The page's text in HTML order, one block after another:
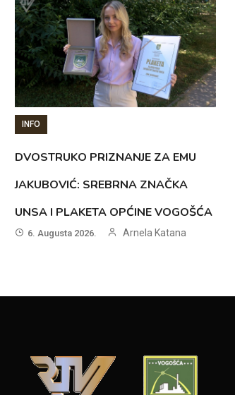
INFO
DVOSTRUKO PRIZNANJE ZA EMU
JAKUBOVIĆ: SREBRNA ZNAČKA
UNSA I PLAKETA OPĆINE VOGOŠĆA
6. Augusta 2026. Arnela Katana